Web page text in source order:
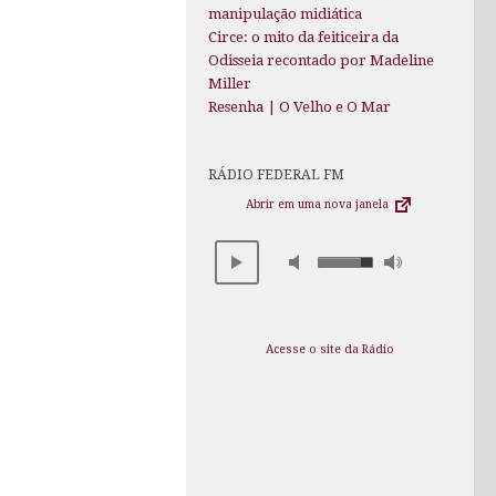
manipulação midiática
Circe: o mito da feiticeira da
Odisseia recontado por Madeline
Miller
Resenha | O Velho e O Mar
RÁDIO FEDERAL FM
Abrir em uma nova janela
Acesse o site da Rádio